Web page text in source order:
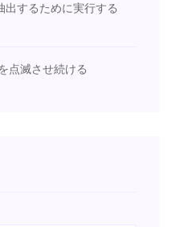
出するために実行する
点滅させ続ける